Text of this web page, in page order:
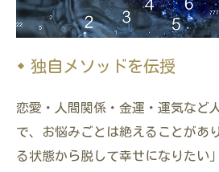
独自メソッドを伝授
恋愛・人間関係・金運・運気など
で、お悩みごとは絶えることがあ
る状態から脱して幸せになりたい